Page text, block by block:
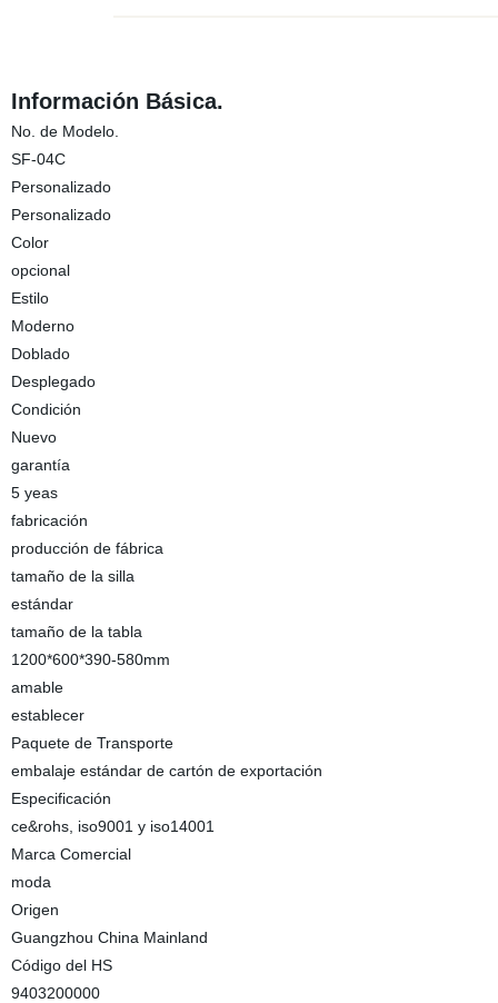
Información Básica.
No. de Modelo.
SF-04C
Personalizado
Personalizado
Color
opcional
Estilo
Moderno
Doblado
Desplegado
Condición
Nuevo
garantía
5 yeas
fabricación
producción de fábrica
tamaño de la silla
estándar
tamaño de la tabla
1200*600*390-580mm
amable
establecer
Paquete de Transporte
embalaje estándar de cartón de exportación
Especificación
ce&rohs, iso9001 y iso14001
Marca Comercial
moda
Origen
Guangzhou China Mainland
Código del HS
9403200000